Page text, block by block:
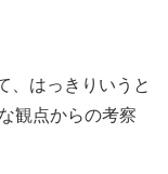
、はっきりいうと
観点からの考察